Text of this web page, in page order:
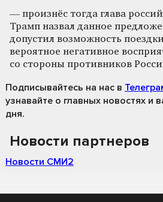
— произнёс тогда глава
Трамп назвал данное
допустил возможность
вероятное негативное
со стороны противников
Подписывайтесь на нас в
узнавайте о главных новостях и
дня.
Новости партнеров
Новости СМИ2